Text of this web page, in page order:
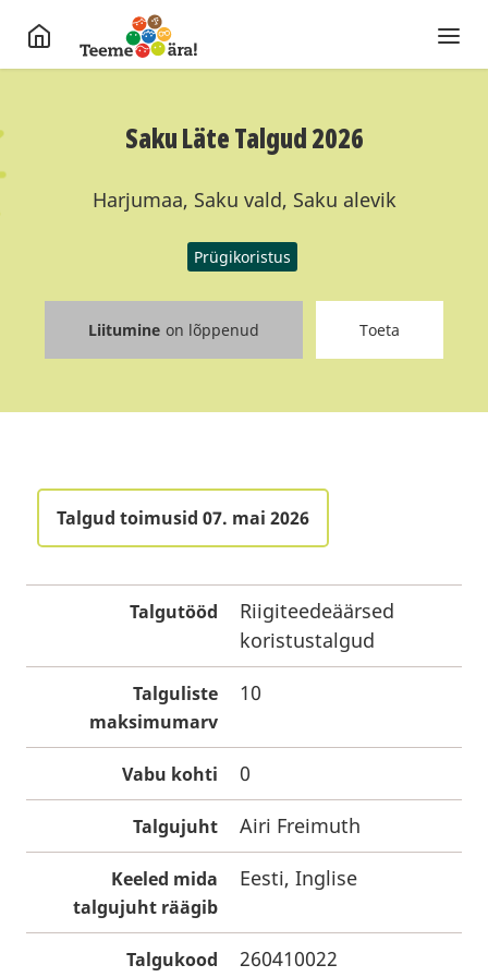
Saku Läte Talgud 2026
Harjumaa, Saku vald, Saku alevik
Prügikoristus
Liitumine on lõppenud Toeta
Talgud toimusid 07. mai 2026
Talgutööd
Riigiteedeäärsed
koristustalgud
Talguliste
maksimumarv
10
Vabu kohti 0
Talgujuht Airi Freimuth
Keeled mida
talgujuht räägib
Eesti, Inglise
Talgukood 260410022